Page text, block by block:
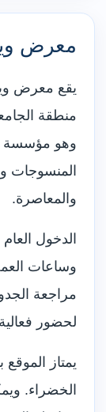
معرض
يقع معرض
منطقة
وهو مؤسسة
المنسوجات
والمعاصرة.
الدخول
وساعات
مراجعة
لحضور
يمتاز
الخضراء.